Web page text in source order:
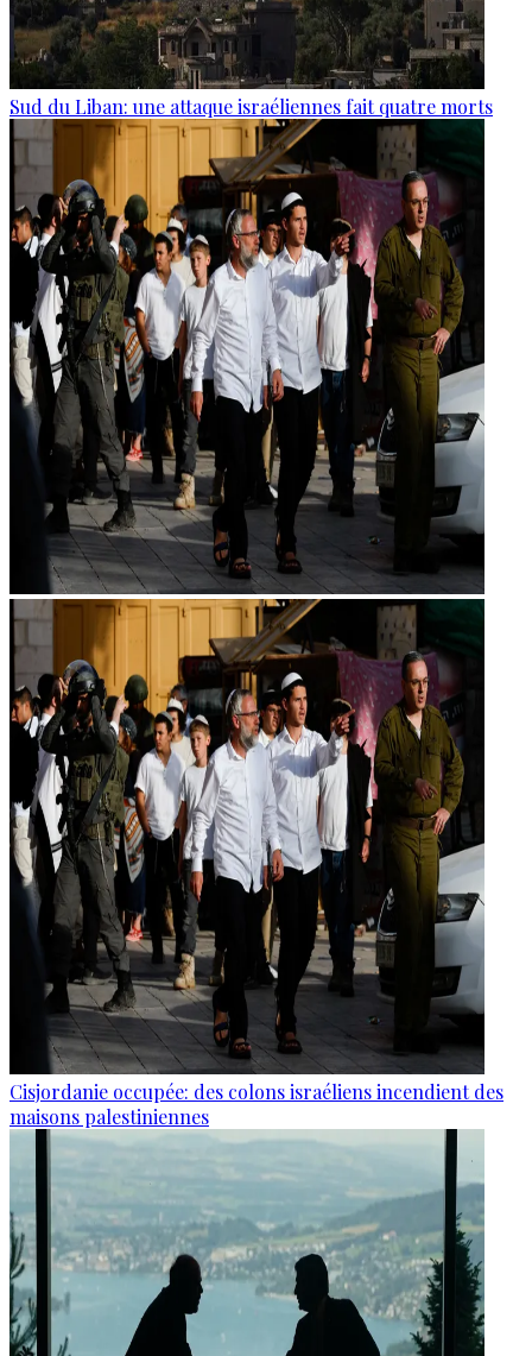
Sud du Liban: une attaque israéliennes fait quatre morts
Cisjordanie occupée: des colons israéliens incendient des
maisons palestiniennes